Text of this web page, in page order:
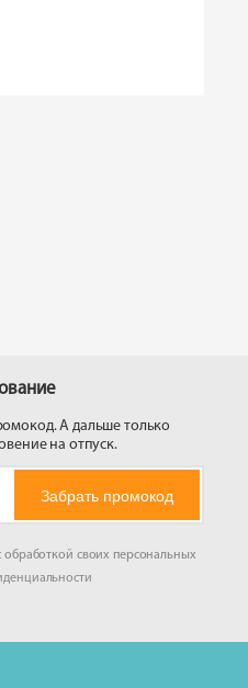
А дальше только
на отпуск.
Забрать промокод
обработкой своих персональных